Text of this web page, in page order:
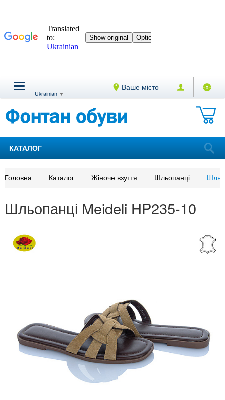
Ваше місто
Ukrainian ▼
КАТАЛОГ
Головна Каталог Жіноче взуття Шльопанці
Шльопанці Meideli HP235-10